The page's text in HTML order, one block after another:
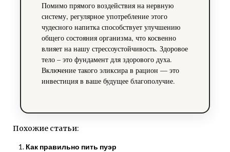
Помимо прямого воздействия на нервную
систему, регулярное употребление этого
чудесного напитка способствует улучшению
общего состояния организма, что косвенно
влияет на нашу стрессоустойчивость. Здоровое
тело – это фундамент для здорового духа.
Включение такого эликсира в рацион — это
инвестиция в ваше будущее благополучие.
Похожие статьи:
Как правильно пить пуэр